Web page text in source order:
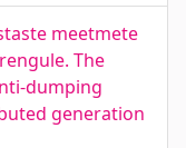
meetmete
The
dumping
generation